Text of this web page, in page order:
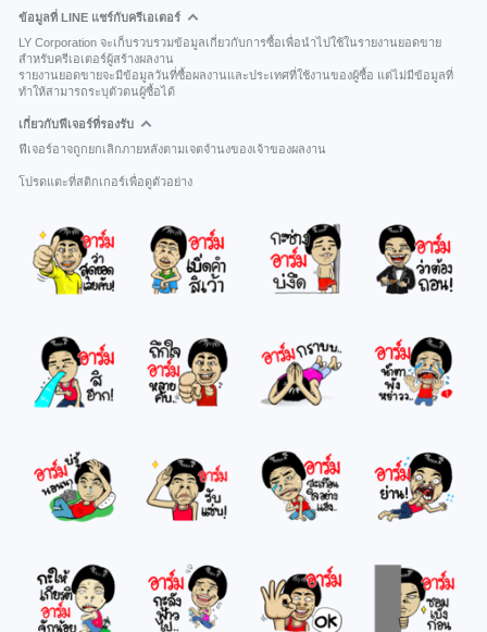
ข้อมูลที่ LINE แชร์กับครีเอเตอร์
LY Corporation จะเก็บรวบรวมข้อมูลเกี่ยวกับการซื้อเพื่อนำไปใช้ในรายงานยอดขาย
สำหรับครีเอเตอร์ผู้สร้างผลงาน
รายงานยอดขายจะมีข้อมูลวันที่ซื้อผลงานและประเทศที่ใช้งานของผู้ซื้อ แต่ไม่มีข้อมูลที่
ทำให้สามารถระบุตัวตนผู้ซื้อได้
เกี่ยวกับฟีเจอร์ที่รองรับ
ฟีเจอร์อาจถูกยกเลิกภายหลังตามเจตจำนงของเจ้าของผลงาน
โปรดแตะที่สติกเกอร์เพื่อดูตัวอย่าง